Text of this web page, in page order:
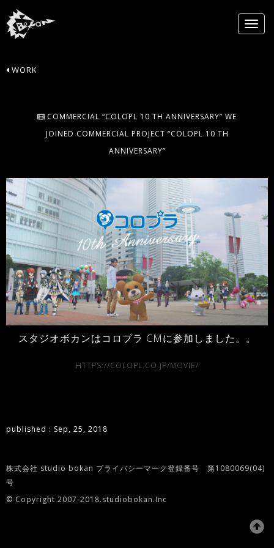
WORK
COMMERCIAL “COLOPL 10 TH ANNIVERSARY” WE
JOINED COMMERCIAL PROJECT “COLOPL 10 TH
ANNIVERSARY”
スタジオボカンはコロプラ CMに参加しました。。
HTTPS://COLOPL.CO.JP/MOVIE/
published : Sep, 25, 2018
株式会社 studio bokan プライバシーマーク登録番号 第1080069(04)
号
© Copyright 2007-2018.studiobokan.Inc